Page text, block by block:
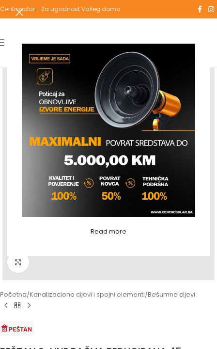
Read more
Centrosolar - Za ugodnost Vašeg doma
Povećaj sliku
Početna/Kanalizacione cijevi i spojni elementi/Bešumne cijevi